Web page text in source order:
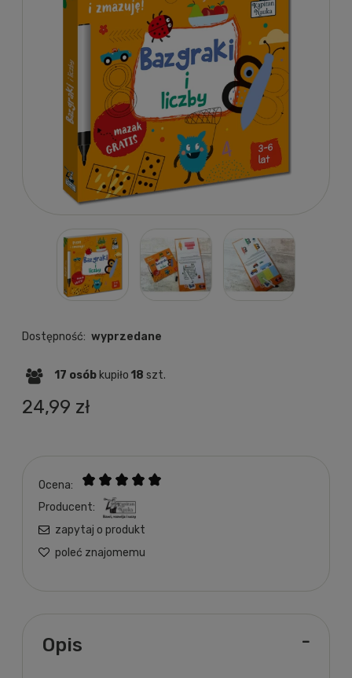
Dostępność: wyprzedane
17 osób kupiło 18 szt.
24,99 zł
Ocena:
Producent:
zapytaj o produkt
poleć znajomemu
Opis